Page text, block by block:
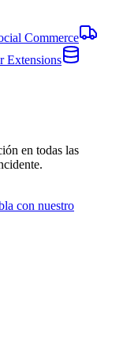
Commerce
Extensions
en todas las
con nuestro